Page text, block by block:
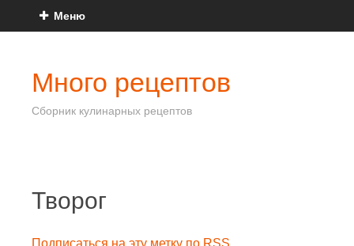
Меню
Много рецептов
Сборник кулинарных рецептов
Творог
Подписаться на эту метку по RSS